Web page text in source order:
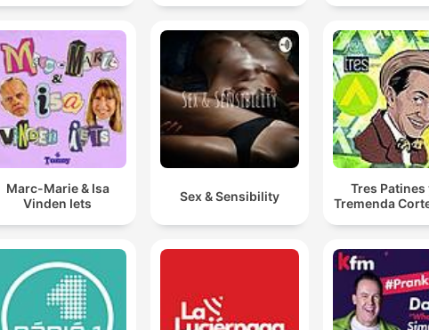
Marc-Marie & Isa
Vinden Iets
Sex & Sensibility
Tres Patines
Tremenda